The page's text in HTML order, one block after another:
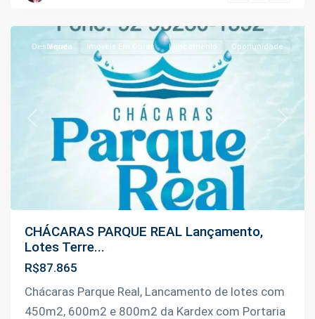
Previous Next
Destaque
Venda Imóveis Em Obras Lançamento Oportunidade
CHÁCARAS PARQUE REAL Lançamento,
Lotes Terre...
R$87.865
Chácaras Parque Real, Lancamento de lotes com
450m2, 600m2 e 800m2 da Kardex com Portaria
9